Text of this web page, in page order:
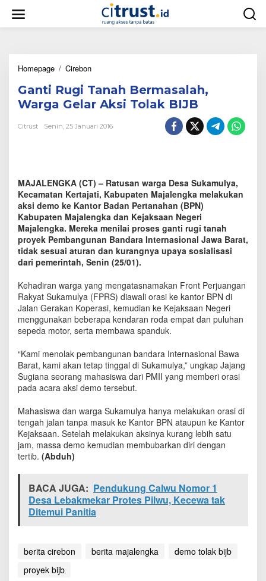
w
Homepage / Cirebon
n
t
i
u
n
a
h
B
e
r
m
a
a
l
a
h
,
W
r
g
a
G
l
a
r
A
T
o
l
a
I
Ganti Rugi Tanah Bermasalah,
Warga Gelar Aksi Tolak BIJB
Citrust Senin, 25 Januari 2016
MAJALENGKA (CT) – Ratusan warga Desa Sukamulya,
Kecamatan Kertajati, Kabupaten Majalengka melakukan
aksi demo ke Kantor Badan Pertanahan (BPN)
Kabupaten Majalengka dan Kejaksaan Negeri
Majalengka. Mereka menilai proses ganti rugi tanah
proyek Pembangunan Bandara Internasional Jawa Barat,
tidak sesuai aturan dan kurangnya upaya sosialisasi
dari pemerintah, Senin (25/01).
Kehadiran warga yang mengatasnamakan Front Perjuangan
Rakyat Sukamulya (FPRS) diawali orasi ke kantor BPN di
Jalan Gerakan Koperasi, kemudian ke Kejaksaan Negeri
menggunakan beberapa kendaran roda empat dan puluhan
sepeda motor, serta membawa spanduk.
“Kami menolak pembangunan bandara Internasional Bawa
Barat, kami akan tetap tinggal di Sukamulya,” ungkap Jajang
Sugiana seorang mahasiswa dari PMII yang memberi orasi
pada acara aksi demo tersebut.
Mahasiswa dan warga Sukamulya hanya melakukan orasi di
tengah jalan tanpa masuk ke Kantor BPN ataupun ke Kantor
Kejaksaan. Setelah melakukan aksinya kurang lebih satu
jam, massa demo kemudian membubarkan diri dengan
tertib. (Abduh)
BACA JUGA: Pendukung Calwu Nomor 1
Desa Lebakmekar Protes Pilwu, Kecewa ‎tak
Ditemui Panitia
berita cirebon berita majalengka
demo tolak bijb
proyek bijb